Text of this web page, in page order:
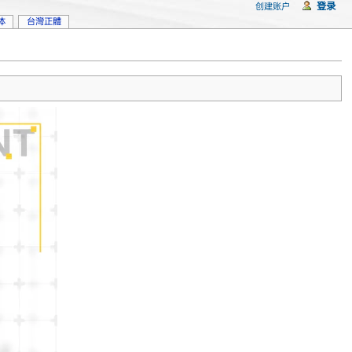
台灣正體
创建账户 登录